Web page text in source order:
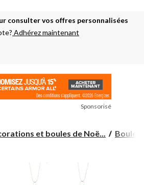
consulter vos offres personnalisées
Adhérez maintenant
Sponsorisé
et boules de Noë... Boules